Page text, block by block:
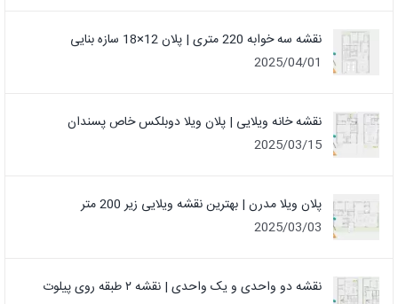
نقشه سه خوابه 220 متری | پلان 12×18 سازه بنایی
2025/04/01
نقشه خانه ویلایی | پلان ویلا دوبلکس خاص پسندان
2025/03/15
پلان ویلا مدرن | بهترین نقشه ویلایی زیر 200 متر
2025/03/03
نقشه دو واحدی و یک واحدی | نقشه ۲ طبقه روی پیلوت